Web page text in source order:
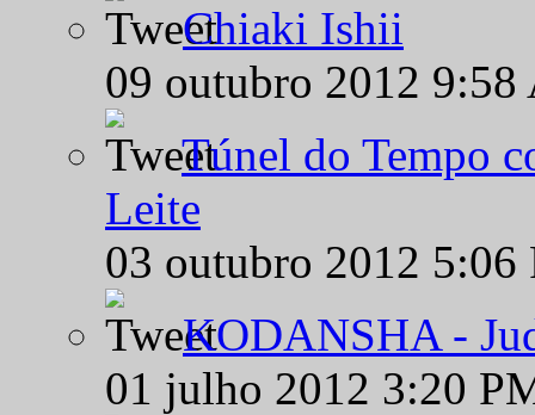
Chiaki Ishii
09 outubro 2012
Túnel do Tempo
Leite
03 outubro 2012
KODANSHA -
01 julho 2012 3:20